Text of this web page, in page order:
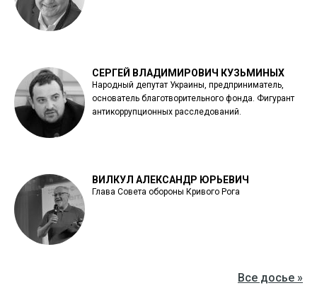
СЕРГЕЙ ВЛАДИМИРОВИЧ КУЗЬМИНЫХ
Народный депутат Украины, предприниматель,
основатель благотворительного фонда. Фигурант
антикоррупционных расследований.
ВИЛКУЛ АЛЕКСАНДР ЮРЬЕВИЧ
Глава Совета обороны Кривого Рога
Все досье »